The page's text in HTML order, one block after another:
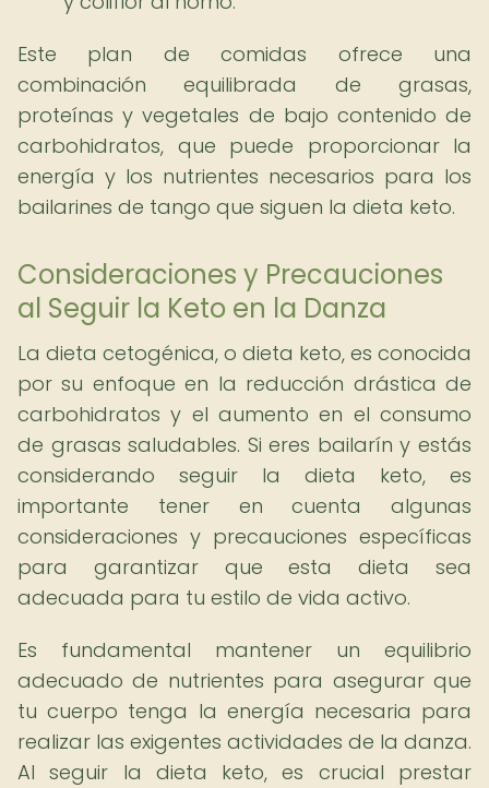
Este plan de comidas ofrece una
combinación equilibrada de grasas,
proteínas y vegetales de bajo contenido de
carbohidratos, que puede proporcionar la
energía y los nutrientes necesarios para los
bailarines de tango que siguen la dieta keto.
Consideraciones y Precauciones
al Seguir la Keto en la Danza
La dieta cetogénica, o dieta keto, es conocida
por su enfoque en la reducción drástica de
carbohidratos y el aumento en el consumo
de grasas saludables. Si eres bailarín y estás
considerando seguir la dieta keto, es
importante tener en cuenta algunas
consideraciones y precauciones específicas
para garantizar que esta dieta sea
adecuada para tu estilo de vida activo.
Es fundamental mantener un equilibrio
adecuado de nutrientes para asegurar que
tu cuerpo tenga la energía necesaria para
realizar las exigentes actividades de la danza.
Al seguir la dieta keto, es crucial prestar